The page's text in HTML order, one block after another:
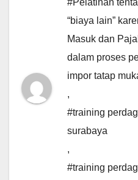
#Pelatihan
“biaya lain”
Masuk dan
dalam proses
impor tatap
,
#training
surabaya
,
#training